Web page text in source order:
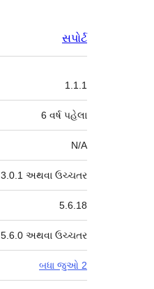
સપોર્ટ
1.1.1
6 વર્ષપહેલા
N/A
3.0.1 અથવા ઉચ્ચતર
5.6.18
5.6.0 અથવા ઉચ્ચતર
બધા જુઓ 2